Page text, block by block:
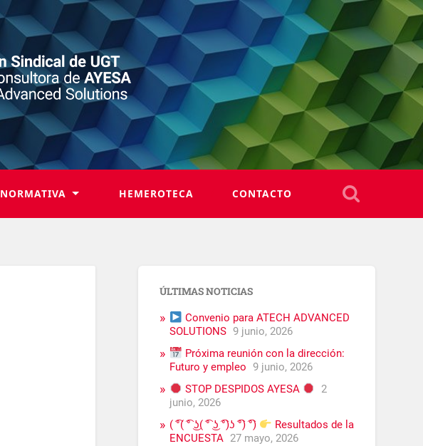
NORMATIVA HEMEROTECA CONTACTO
ÚLTIMAS NOTICIAS
Convenio para ATECH ADVANCED
SOLUTIONS 9 junio, 2026
Próxima reunión con la dirección:
Futuro y empleo 9 junio, 2026
STOP DESPIDOS AYESA
2
junio, 2026
( ͡°( ͡° ͜ʖ( ͡° ͜ʖ ͡°)ʖ ͡°) ͡°)
Resultados de la
ENCUESTA 27 mayo, 2026